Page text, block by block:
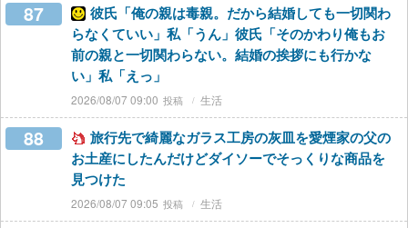
87
彼氏「俺の親は毒親。だから結婚しても一切関わ
らなくていい」私「うん」彼氏「そのかわり俺もお
前の親と一切関わらない。結婚の挨拶にも行かな
い」私「えっ」
2026/08/07 09:00 生活
88
旅行先で綺麗なガラス工房の灰皿を愛煙家の父の
お土産にしたんだけどダイソーでそっくりな商品を
見つけた
2026/08/07 09:05 生活